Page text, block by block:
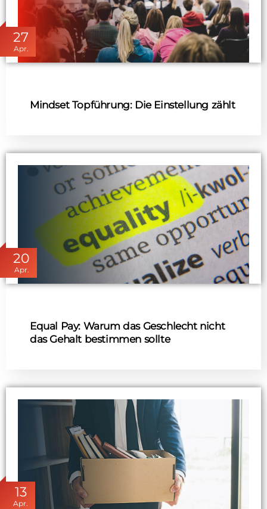
27
Apr.
Mindset Topführung: Die Einstellung zählt
20
Apr.
Equal Pay: Warum das Geschlecht nicht
das Gehalt bestimmen sollte
13
Apr.